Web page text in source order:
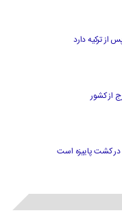
از ترکیه دارد
در کشت پاییزه است